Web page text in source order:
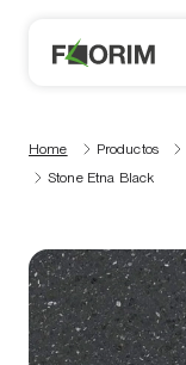
Home Productos
Stone Etna Black